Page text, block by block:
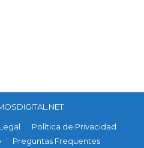
Política de Privacidad
Preguntas Frequentes